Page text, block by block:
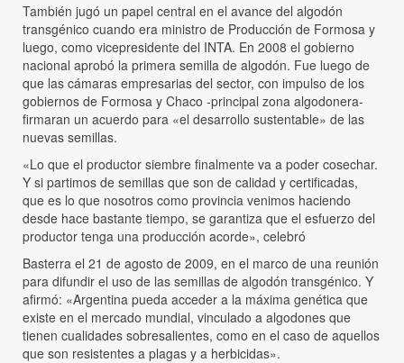
También jugó un papel central en el avance del algodón
transgénico cuando era ministro de Producción de Formosa y
luego, como vicepresidente del INTA. En 2008 el gobierno
nacional aprobó la primera semilla de algodón. Fue luego de
que las cámaras empresarias del sector, con impulso de los
gobiernos de Formosa y Chaco -principal zona algodonera-
firmaran un acuerdo para «el desarrollo sustentable» de las
nuevas semillas.
«Lo que el productor siembre finalmente va a poder cosechar.
Y si partimos de semillas que son de calidad y certificadas,
que es lo que nosotros como provincia venimos haciendo
desde hace bastante tiempo, se garantiza que el esfuerzo del
productor tenga una producción acorde», celebró
Basterra el 21 de agosto de 2009, en el marco de una reunión
para difundir el uso de las semillas de algodón transgénico. Y
afirmó: «Argentina pueda acceder a la máxima genética que
existe en el mercado mundial, vinculado a algodones que
tienen cualidades sobresalientes, como en el caso de aquellos
que son resistentes a plagas y a herbicidas».